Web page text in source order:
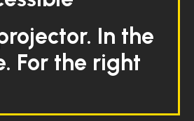
In the
For the right